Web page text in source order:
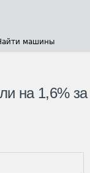
машины
на 1,6% за